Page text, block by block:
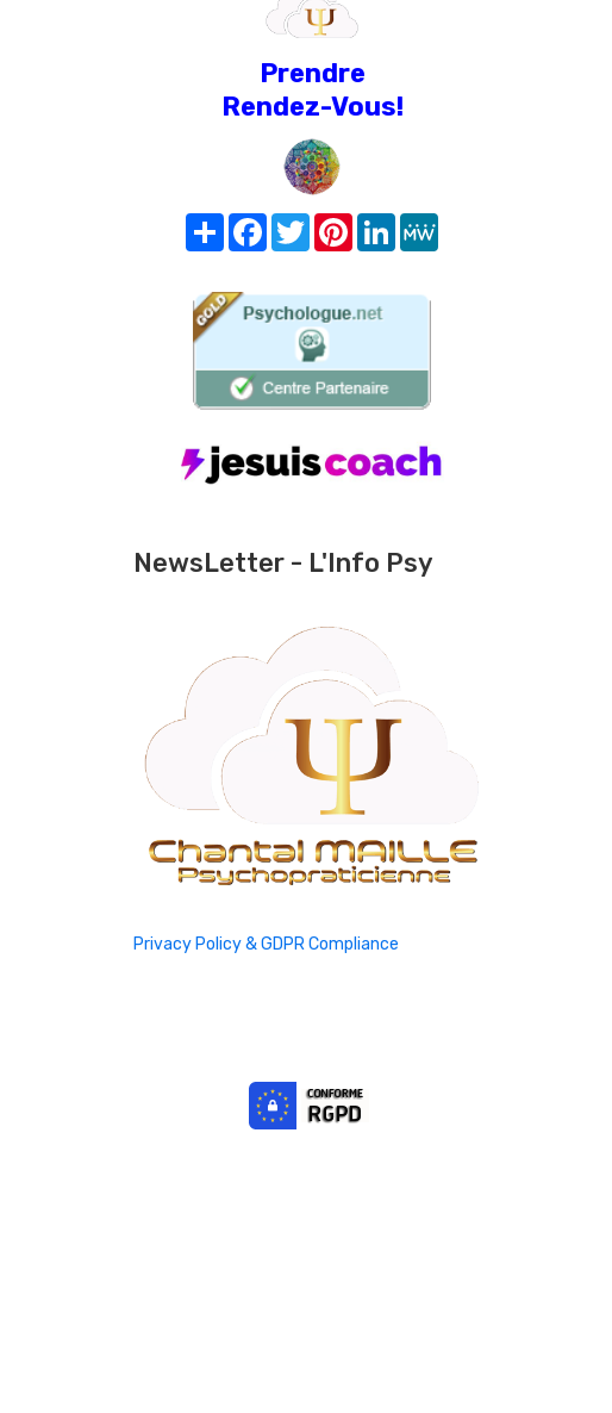
Prendre
Rendez-Vous!
Share FacebookTwitterPinterest
LinkedIn
NewsLetter - L'Info Psy
Privacy Policy & GDPR Compliance